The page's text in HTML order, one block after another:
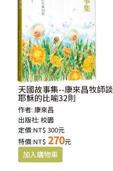
天國故事集--康來昌牧師談
耶穌的比喻32則
作者:康來昌
出版社:校園
定價:NT$ 300元
特價:NT$ 270元